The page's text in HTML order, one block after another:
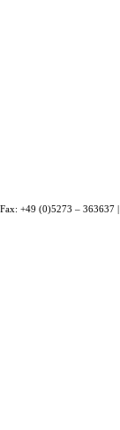
+49 (0)5273 – 363637